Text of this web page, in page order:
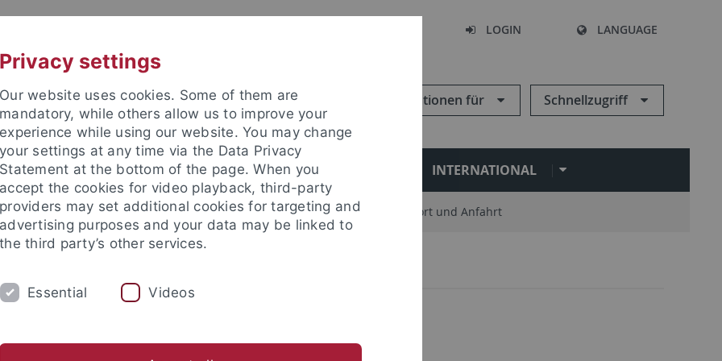
LOGIN LANGUAGE
Informationen für Schnellzugriff
STUDIUM FORSCHUNG EINRICHTUNGEN INTERNATIONAL
und Publikationen Campusleben Im Dialog Karriere Standort und Anfahrt
Privacy settings
Our website uses cookies. Some of them are
mandatory, while others allow us to improve your
experience while using our website. You may change
your settings at any time via the Data Privacy
Statement at the bottom of the page. When you
accept the cookies for video playback, third-party
providers may set additional cookies for targeting and
advertising purposes and your data may be linked to
the third party’s other services.
Essential Videos